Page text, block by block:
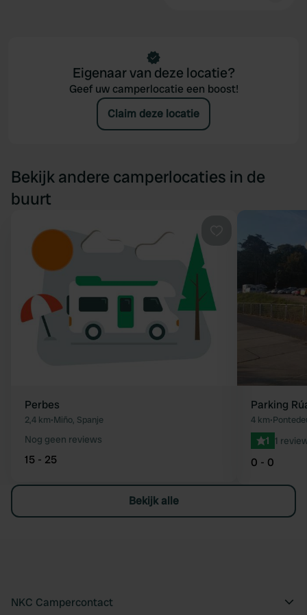
Eigenaar van deze locatie?
Geef uw camperlocatie een boost!
Claim deze locatie
Bekijk andere camperlocaties in de
buurt
Favoriet
Perbes
2,4 km•Miño, Spanje
Nog geen reviews
15 - 25
Parking
4 km•
1 1
0 - 0
Bekijk alle
NKC Campercontact